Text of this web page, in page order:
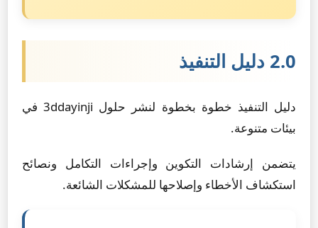
2.0 دليل التنفيذ
دليل التنفيذ خطوة بخطوة لنشر حلول 3ddayinji في
بيئات متنوعة.
يتضمن إرشادات التكوين وإجراءات التكامل ونصائح
استكشاف الأخطاء وإصلاحها للمشكلات الشائعة.